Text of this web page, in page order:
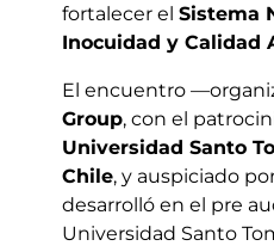
fortalecer el Sistema
Inocuidad y Calidad
El encuentro
Group, con el
Universidad Santo
Chile, y auspiciado
desarrolló en el pre
Universidad Santo